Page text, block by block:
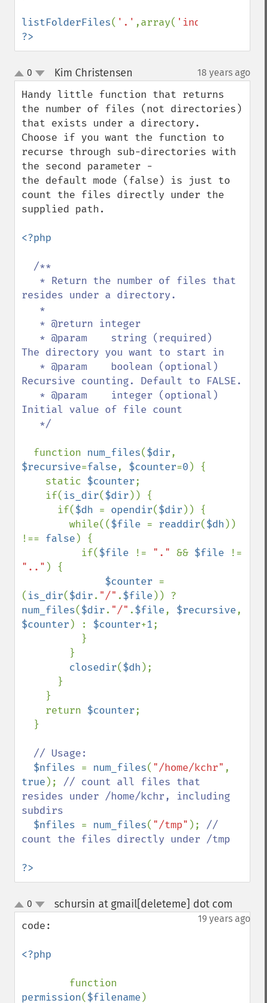
listFolderFiles( '.' ,array( 'index.php'
?>
up
down
0 Kim Christensen 18 years ago
Handy little function that returns
the number of files (not directories)
that exists under a directory.
Choose if you want the function to
recurse through sub-directories with
the second parameter -
the default mode (false) is just to
count the files directly under the
supplied path.
<?php
/**
resides under a directory.
The directory you want to start in
Recursive counting. Default to FALSE.
Initial value of file count
function num_files($dir
$recursive=false, $counter=0 ) {
    static
$counter;
    if(
is_dir($dir )) {
      if(
$dh = opendir($dir )) {
        while((
$file = readdir($dh ))
!== false ) {
          if(
$file != "." && $file
".." ) {
$counter =
( is_dir($dir. "/" .$file
num_files($dir. "/" .$file, $recursive
$counter ) : $counter+1;
closedir($dh );
    return
$counter;
// Usage:
$nfiles = num_files( "/home/kchr"
true ); // count all files that
resides under /home/kchr, including
subdirs
$nfiles = num_files( "/tmp" ); //
count the files directly under /tmp
?>
up
down
0 schursin at gmail[deleteme] dot com
19 years ago
code:
<?php
permission($filename )